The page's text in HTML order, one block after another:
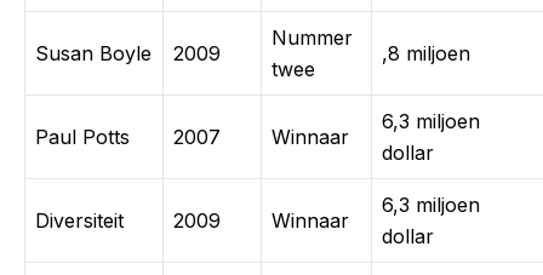
Susan Boyle 2009
Nummer
twee
,8 miljoen
Paul Potts 2007 Winnaar
6,3 miljoen
dollar
Diversiteit 2009 Winnaar
6,3 miljoen
dollar